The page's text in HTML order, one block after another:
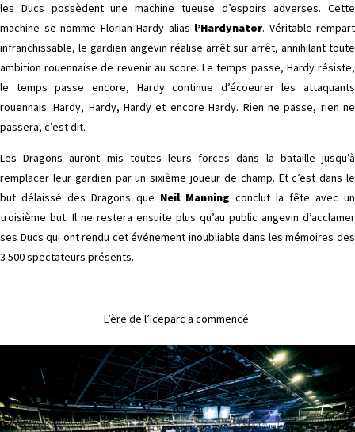
les Ducs possèdent une machine tueuse d’espoirs adverses. Cette
machine se nomme Florian Hardy alias l’Hardynator. Véritable rempart
infranchissable, le gardien angevin réalise arrêt sur arrêt, annihilant toute
ambition rouennaise de revenir au score. Le temps passe, Hardy résiste,
le temps passe encore, Hardy continue d’écoeurer les attaquants
rouennais. Hardy, Hardy, Hardy et encore Hardy. Rien ne passe, rien ne
passera, c’est dit.
Les Dragons auront mis toutes leurs forces dans la bataille jusqu’à
remplacer leur gardien par un sixième joueur de champ. Et c’est dans le
but délaissé des Dragons que Neil Manning conclut la fête avec un
troisième but. Il ne restera ensuite plus qu’au public angevin d’acclamer
ses Ducs qui ont rendu cet événement inoubliable dans les mémoires des
3 500 spectateurs présents.
L’ère de l’Iceparc a commencé.